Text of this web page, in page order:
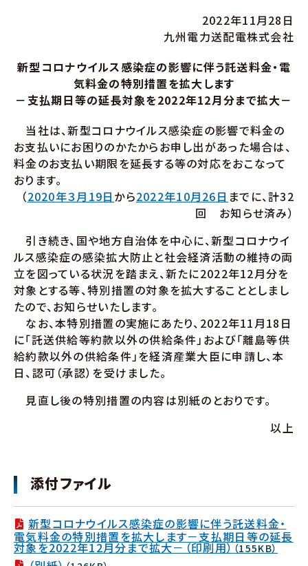
2022年11月28日
九州電力送配電株式会社
新型コロナウイルス感染症の影響に伴う託送料金・電
気料金の特別措置を拡大します
－支払期日等の延長対象を2022年12月分まで拡大－
当社は、新型コロナウイルス感染症の影響で料金の
お支払いにお困りのかたからお申し出があった場合は、
料金のお支払い期限を延長する等の対応をおこなって
おります。
（2020年３月19日 から2022年10月26日 までに、計32
回 お知らせ済み）
引き続き、国や地方自治体を中心に、新型コロナウイ
ルス感染症の感染拡大防止と社会経済活動の維持の両
立を図っている状況を踏まえ、新たに2022年12月分を
対象とする等、特別措置の対象を拡大することとしまし
たので、お知らせいたします。
なお、本特別措置の実施にあたり、2022年11月18日
に「託送供給等約款以外の供給条件」および「離島等供
給約款以外の供給条件」を経済産業大臣に申請し、本
日、認可（承認）を受けました。
見直し後の特別措置の内容は別紙のとおりです。
以上
添付ファイル
新型コロナウイルス感染症の影響に伴う託送料金・
電気料金の特別措置を拡大します－支払期日等の延長
対象を2022年12月分まで拡大－（印刷用）（155KB）